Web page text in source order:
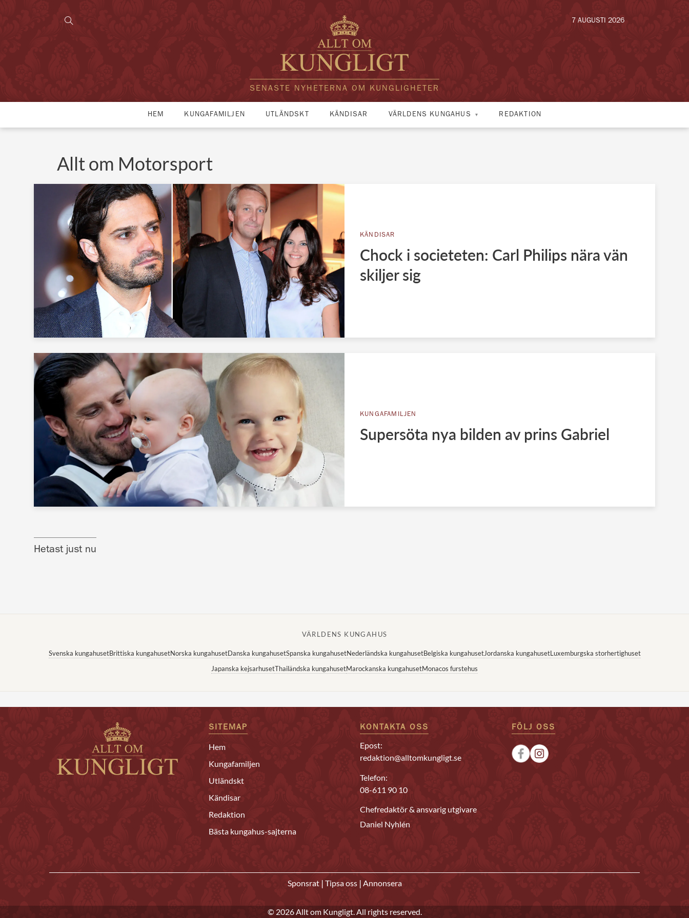
SENASTE NYHETERNA OM KUNGLIGHETER
7 AUGUSTI 2026
HEM KUNGAFAMILJEN UTLÄNDSKT KÄNDISAR VÄRLDENS KUNGAHUS REDAKTION
Allt om Motorsport
KÄNDISAR
Chock i societeten: Carl Philips nära vän
skiljer sig
KUNGAFAMILJEN
Supersöta nya bilden av prins Gabriel
Hetast just nu
VÄRLDENS KUNGAHUS
Svenska kungahusetBrittiska kungahusetNorska kungahusetDanska kungahusetSpanska kungahusetNederländska kungahusetBelgiska kungahusetJordanska kungahusetLuxemburgska storhertighuset
Japanska kejsarhusetThailändska kungahusetMarockanska kungahusetMonacos furstehus
SITEMAP
Hem
Kungafamiljen
Utländskt
Kändisar
Redaktion
Bästa kungahus-sajterna
KONTAKTA OSS
Epost:
redaktion@alltomkungligt.se
Telefon:
08-611 90 10
Chefredaktör & ansvarig utgivare
Daniel Nyhlén
FÖLJ OSS
Sponsrat | Tipsa oss | Annonsera
© 2026 Allt om Kungligt. All rights reserved.